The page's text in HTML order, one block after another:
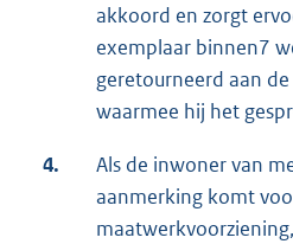
akkoord en zorgt
exemplaar binnen7
geretourneerd aan
waarmee hij het
4.
Als de inwoner van
aanmerking komt